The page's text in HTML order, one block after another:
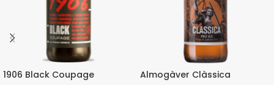
1906 Black Coupage Almogàver Clàssica